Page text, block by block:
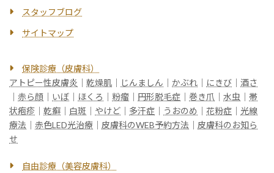
スタッフブログ
サイトマップ
保険診療（皮膚科）
アトピー性皮膚炎
乾燥肌 じんましん かぶれ にきび
酒さ
赤ら顔 いぼ ほくろ 粉瘤 円形脱毛症 巻き爪 水虫
帯
状疱疹
乾癬 白斑 やけど 多汗症 うおのめ 花粉症
光線
療法
赤色LED光治療 皮膚科のWEB予約方法
皮膚科のお知ら
せ
自由診療（美容皮膚科）